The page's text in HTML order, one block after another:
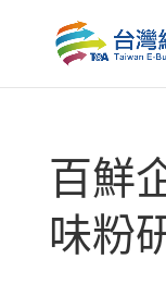
百鮮
味粉